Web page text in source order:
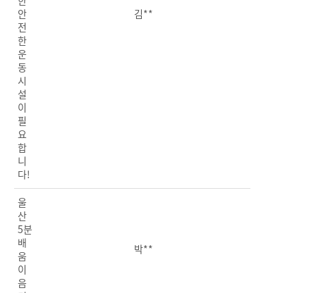
안
전
한
운
동
시
설
이
필
요
합
니
다!
김**
울
산
5분
배
움
이
음
박**